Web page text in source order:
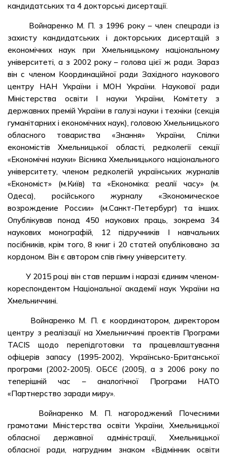
кандидатських та 4 докторські дисертації.
Войнаренко М. П. з 1996 року – член спецради із
захисту кандидатських і докторських дисертацій з
економічних наук при Хмельницькому національному
університеті, а з 2002 року – голова цієї ж ради. Зараз
він с членом Координаційної ради Західного наукового
центру НАН України і МОН України. Наукової ради
Міністерства освіти І науки України, Комітету з
державних премій України в галузі науки і техніки (секція
гуманітарних і економічних наук), головою Хмельницького
обласного товариства «Знання» України, Спілки
економістів Хмельницької області, редколегії секції
«Економічні науки» Вісника Хмельницького національного
університету, членом редколегій українських журналів
«Економіст» (м.Київ) та «Економіка: реалії часу» (м.
Одеса), російського журналу «Зкономическое
возрождение России» (м.Санкт-Петербург) та інших.
Опублікував понад 450 наукових праць, зокрема 34
наукових монографій, 12 підручників І навчальних
посібників, крім того, 8 книг і 20 статей опубліковано за
кордоном. Він є автором спів гімну університету.
У 2015 році він став першим і наразі єдиним членом-
кореспондентом Національної академії наук України на
Хмельниччині.
Войнаренко М. П. є координатором, директором
центру з реалізації на Хмельниччині проектів Програми
ТАСІS щодо перепідготовки та працевлаштування
офіцерів запасу (1995-2002), Українсько-Британської
програми (2002-2005). ОБСЄ (2005), а з 2006 року по
теперішній час – аналогічної Програми НАТО
«Партнерство заради миру».
Войнаренко М. П. нагороджений Почесними
грамотами Міністерства освіти України, Хмельницької
обласної державної адміністрації, Хмельницької
обласної ради, нагрудним знаком «Відмінник освіти